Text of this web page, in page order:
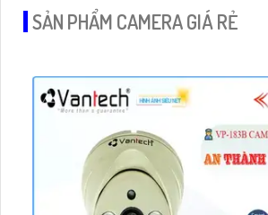
SẢN PHẨM CAMERA GIÁ RẺ